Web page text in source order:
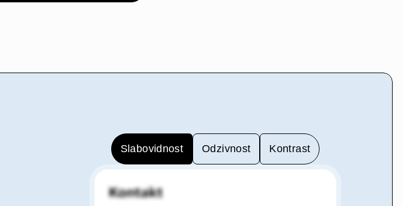
Slabovidnost Odzivnost Kontrast